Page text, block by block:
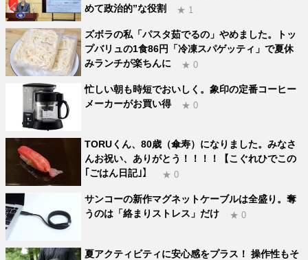
めて政治的”な役割
★ 1
ズボラの私「パスタ茹でるの」やめました。トッ
プバリュの1食86円「冷凍スパゲッティ」で夏休
みランチが楽ちんに
★ 0
忙しい朝も時短でおいしく。象印の定番コーヒー
メーカーがお買い得
★ 0
TORUくん、80歳（傘寿）になりました。みなさ
んお祝い、ありがとう！！！！【こぐれひでこの
｢ごはん日記｣】
★ 0
サンコーの新作マグネットケーブルは全盛り。奪
うのは「絡まりストレス」だけ
★ 0
夏アクティビティに安心感をプラス！ 操作性もそ